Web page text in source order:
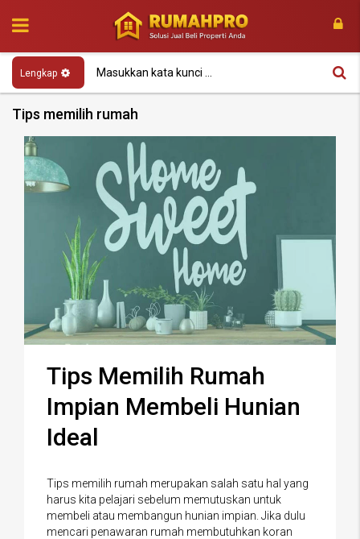
Lengkap
Tips memilih rumah
Tips Memilih Rumah
Impian Membeli Hunian
Ideal
Tips memilih rumah merupakan salah satu hal yang
harus kita pelajari sebelum memutuskan untuk
membeli atau membangun hunian impian. Jika dulu
mencari penawaran rumah membutuhkan koran